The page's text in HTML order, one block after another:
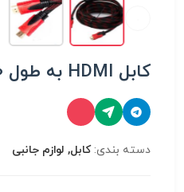
کابل HDMI به طول 10 متر
دسته بندی: کابل, لوازم جانبی